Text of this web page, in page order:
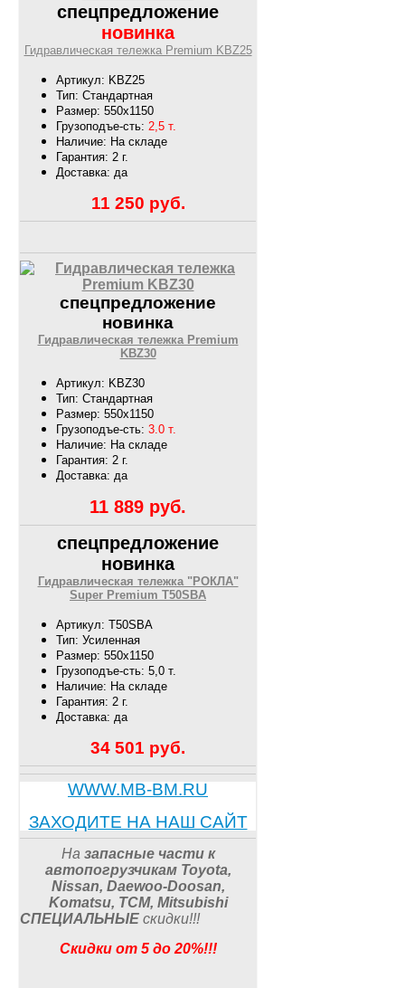
спецпредложение
новинка
Гидравлическая тележка Premium KBZ25
Артикул: KBZ25
Тип: Стандартная
Размер: 550х1150
Грузоподъе-сть: 2,5 т.
Наличие: На складе
Гарантия: 2 г.
Доставка: да
11 250 руб.
спецпредложение
новинка
Гидравлическая тележка Premium
KBZ30
Артикул: KBZ30
Тип: Стандартная
Размер: 550х1150
Грузоподъе-сть: 3.0 т.
Наличие: На складе
Гарантия: 2 г.
Доставка: да
11 889 руб.
спецпредложение
новинка
Гидравлическая тележка "РОКЛА"
Super Premium T50SBA
Артикул: T50SBA
Тип: Усиленная
Размер: 550х1150
Грузоподъе-сть: 5,0 т.
Наличие: На складе
Гарантия: 2 г.
Доставка: да
34 501 руб.
WWW.MB-BM.RU
ЗАХОДИТЕ НА НАШ САЙТ
На запасные части к
автопогрузчикам Toyota,
Nissan, Daewoo-Doosan,
Komatsu, TCM, Mitsubishi
СПЕЦИАЛЬНЫЕ скидки!!!
Скидки от 5 до 20%!!!